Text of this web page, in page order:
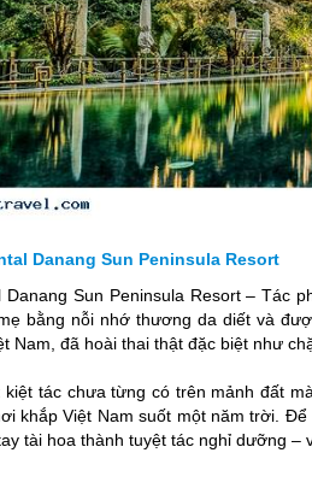
Danang Sun Peninsula Resort
Danang Sun Peninsula Resort – Tác
bằng nỗi nhớ thương da diết và
Nam, đã hoài thai thật đặc biệt như
tác chưa từng có trên mảnh đất
khắp Việt Nam suốt một năm trời.
tài hoa thành tuyệt tác nghỉ dưỡng –